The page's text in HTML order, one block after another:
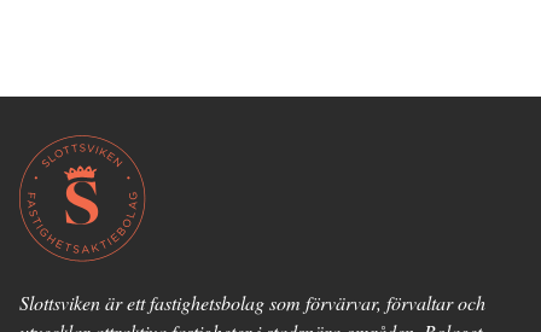
Slottsviken är ett fastighetsbolag som förvärvar, förvaltar och